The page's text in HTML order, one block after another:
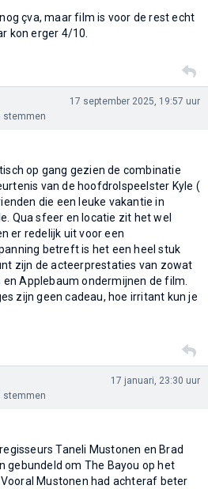
çva, maar film is voor de rest echt
kon erger 4/10.
stemmen
17 september 2025, 19:57 uur
op gang gezien de combinatie
van de hoofdrolspeelster Kyle (
die een leuke vakantie in
Qua sfeer en locatie zit het wel
er redelijk uit voor een
betreft is het een heel stuk
zijn de acteerprestaties van zowat
Applebaum ondermijnen de film.
zijn geen cadeau, hoe irritant kun je
stemmen
17 januari, 23:30 uur
Taneli Mustonen en Brad
gebundeld om The Bayou op het
Mustonen had achteraf beter